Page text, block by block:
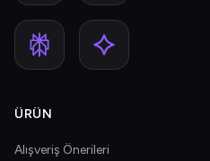
ÜRÜN
Alışveriş Önerileri